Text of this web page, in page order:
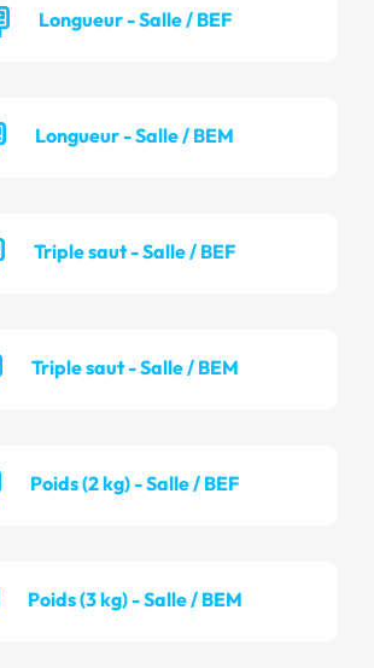
Longueur - Salle / BEF
Longueur - Salle / BEM
Triple saut - Salle / BEF
Triple saut - Salle / BEM
Poids (2 kg) - Salle / BEF
Poids (3 kg) - Salle / BEM